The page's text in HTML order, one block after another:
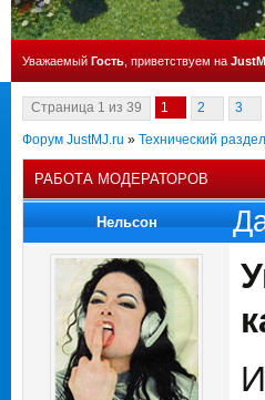
Уважаемый Гость , приветствуем на
Страница 1 из 39 1 2 3
Форум JustMJ.ru » Технический раздел
РАБОТА МОДЕРАТОРОВ
Нельсон